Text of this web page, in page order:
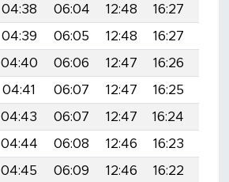
04:38 06:04 12:48 16:27
04:39 06:05 12:48 16:27
04:40 06:06 12:47 16:26
04:41 06:07 12:47 16:25
04:43 06:07 12:47 16:24
04:44 06:08 12:46 16:23
04:45 06:09 12:46 16:22